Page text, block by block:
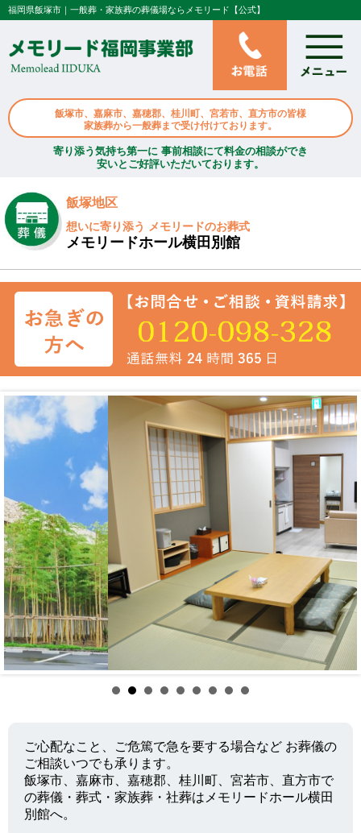
福岡県飯塚市｜一般葬・家族葬の葬儀場ならメモリード【公式】
飯塚市、嘉麻市、嘉穂郡、桂川町、宮若市、直方市の皆様
家族葬から一般葬まで受け付けております。
寄り添う気持ち第一に 事前相談にて料金の相談ができ
安いとご好評いただいております。
飯塚地区
想いに寄り添う メモリードのお葬式
メモリードホール横田別館
ご心配なこと、ご危篤で急を要する場合など お葬儀の
ご相談いつでも承ります。
飯塚市、嘉麻市、嘉穂郡、桂川町、宮若市、直方市で
の葬儀・葬式・家族葬・社葬はメモリードホール横田
別館へ。